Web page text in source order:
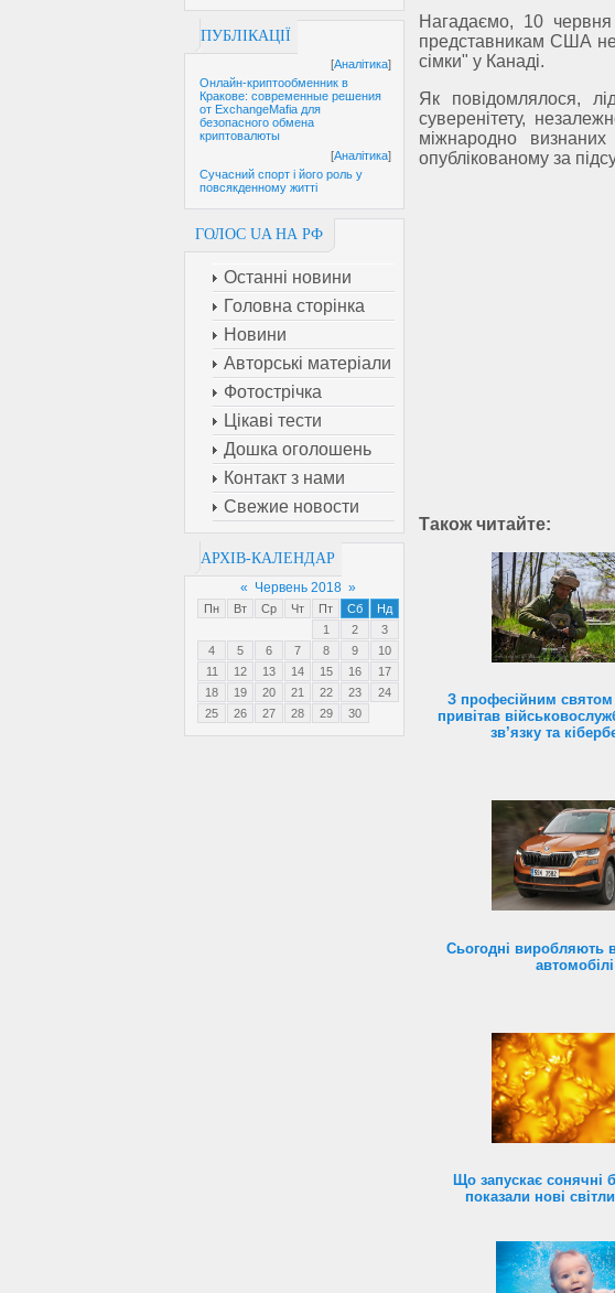
ПУБЛІКАЦІЇ
[Аналітика]
Онлайн-криптообменник в
Кракове: современные решения
от ExchangeMafia для
безопасного обмена
криптовалюты
[Аналітика]
Сучасний спорт і його роль у
повсякденному житті
ГОЛОС UA НА РФ
Останні новини
Головна сторінка
Новини
Авторські матеріали
Фотострічка
Цікаві тести
Дошка оголошень
Контакт з нами
Свежие новости
АРХІВ-КАЛЕНДАР
« Червень 2018 »
Пн Вт Ср Чт Пт Сб
Нд
1
2
3
4
5 6 7 8 9
10
11
12 13 14 15 16
17
18
19 20 21 22 23
24
25
26 27 28 29 30
Нагадаємо, 10
представникам США не
сімки" у Канаді.
Як повідомлялося,
суверенітету,
міжнародно
опублікованому за
Також читайте:
З професійним святом
привітав
зв’язку та
Сьогодні виробляють в
автомобілі
Що запускає сонячні
показали нові